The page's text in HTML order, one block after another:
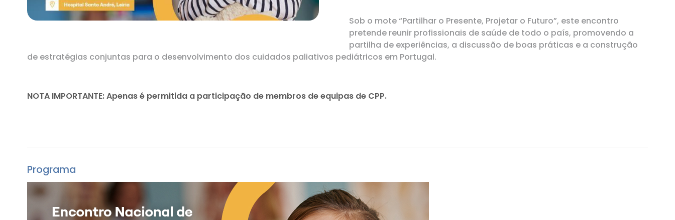
Sob o mote “Partilhar o Presente, Projetar o Futuro”, este encontro
pretende reunir profissionais de saúde de todo o país, promovendo a
partilha de experiências, a discussão de boas práticas e a construção
de estratégias conjuntas para o desenvolvimento dos cuidados paliativos pediátricos em Portugal.
NOTA IMPORTANTE: Apenas é permitida a participação de membros de equipas de CPP.
Programa